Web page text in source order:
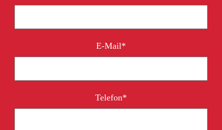
E-Mail*
Telefon*